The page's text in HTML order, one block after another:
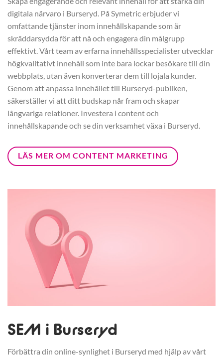
digitala närvaro i Burseryd. På Symetric erbjuder vi
omfattande tjänster inom innehållskapande som är
skräddarsydda för att nå och engagera din målgrupp
effektivt. Vårt team av erfarna innehållsspecialister utvecklar
högkvalitativt innehåll som inte bara lockar besökare till din
webbplats, utan även konverterar dem till lojala kunder.
Genom att anpassa innehållet till Burseryd-publiken,
säkerställer vi att ditt budskap når fram och skapar
långvariga relationer. Investera i content och
innehållskapande och se din verksamhet växa i Burseryd.
LÄS MER OM CONTENT MARKETING
SEM i Burseryd
Förbättra din online-synlighet i Burseryd med hjälp av vårt